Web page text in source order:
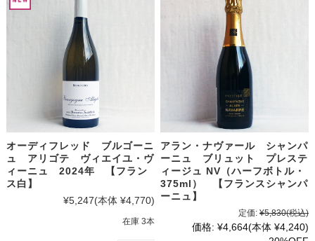
オーディフレッド ブルゴーニ
ュ アリゴテ ヴィエイユ・ヴ
ィーニュ 2024年 【フラン
ス白】
¥5,247(本体 ¥4,770)
在庫 3本
アラン・ナヴァール シャンパ
ーニュ ブリュット プレステ
ィージュ NV（ハーフボトル・
375ml） 【フランスシャンパ
ーニュ】
定価: ¥5,830(税込)
価格: ¥4,664(本体 ¥4,240)